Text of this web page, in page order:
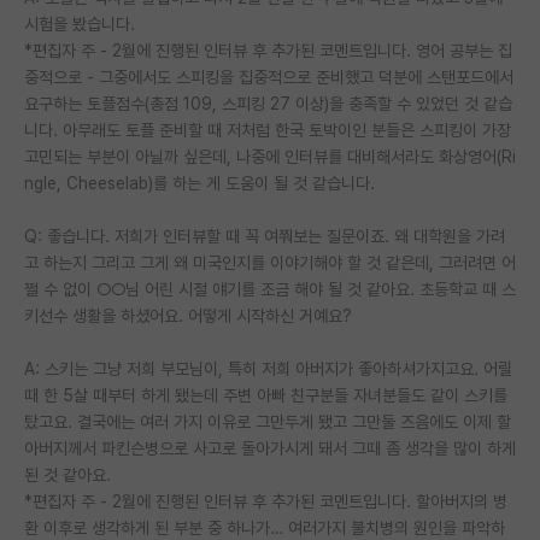
시험을 봤습니다.
*편집자 주 - 2월에 진행된 인터뷰 후 추가된 코멘트입니다. 영어 공부는 집
중적으로 - 그중에서도 스피킹을 집중적으로 준비했고 덕분에 스탠포드에서
요구하는 토플점수(총점 109, 스피킹 27 이상)을 충족할 수 있었던 것 같습
니다. 아무래도 토플 준비할 때 저처럼 한국 토박이인 분들은 스피킹이 가장
고민되는 부분이 아닐까 싶은데, 나중에 인터뷰를 대비해서라도 화상영어(Ri
ngle, Cheeselab)를 하는 게 도움이 될 것 같습니다.
Q: 좋습니다. 저희가 인터뷰할 때 꼭 여쭤보는 질문이죠. 왜 대학원을 가려
고 하는지 그리고 그게 왜 미국인지를 이야기해야 할 것 같은데, 그러려면 어
쩔 수 없이 ○○님 어린 시절 얘기를 조금 해야 될 것 같아요. 초등학교 때 스
키선수 생활을 하셨어요. 어떻게 시작하신 거예요?
A: 스키는 그냥 저희 부모님이, 특히 저희 아버지가 좋아하셔가지고요. 어릴
때 한 5살 때부터 하게 됐는데 주변 아빠 친구분들 자녀분들도 같이 스키를
탔고요. 결국에는 여러 가지 이유로 그만두게 됐고 그만둘 즈음에도 이제 할
아버지께서 파킨슨병으로 사고로 돌아가시게 돼서 그때 좀 생각을 많이 하게
된 것 같아요.
*편집자 주 - 2월에 진행된 인터뷰 후 추가된 코멘트입니다. 할아버지의 병
환 이후로 생각하게 된 부분 중 하나가… 여러가지 불치병의 원인을 파악하